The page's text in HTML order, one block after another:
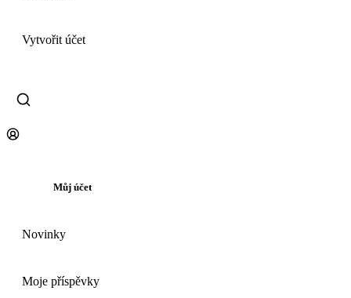
Vytvořit účet
Můj účet
Novinky
Moje příspěvky